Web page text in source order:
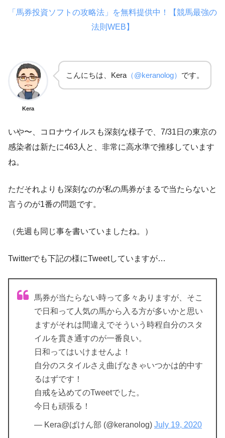
「馬券投資ソフトの攻略法」を無料提供中！【競馬最強の
法則WEB】
Kera
こんにちは、Kera（@keranolog） です。
いや〜、コロナウイルスも深刻な様子で、7/31日の東京の
感染者は新たに463人と、非常に高水準で推移しています
ね。
ただそれよりも深刻なのが私の馬券がまるで当たらないと
言うのが1番の問題です。
（先週も同じ事を書いていましたね。）
Twitterでも下記の様にTweetしていますが…
馬券が当たらない時って多々ありますが、そこ
で日和って人気の馬から入る方が多いかと思い
ますがそれは間違えでそういう時程自分のスタ
イルを貫き通すのが一番良い。
日和ってはいけませんよ！
自分のスタイルさえ曲げなきゃいつかは的中す
るはずです！
自戒を込めてのTweetでした。
今日も頑張る！
— Kera@ばけん部 (@keranolog) July 19, 2020